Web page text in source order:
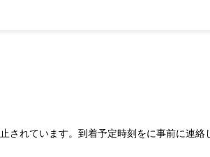
れています。到着予定時刻をに事前に連絡